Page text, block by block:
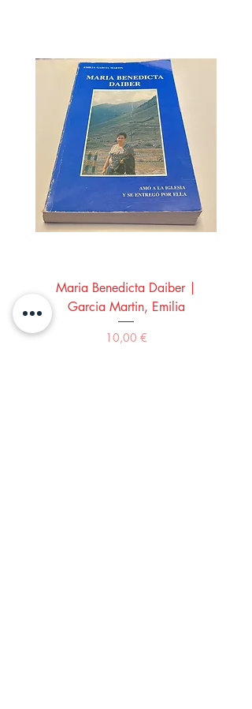
Maria Benedicta Daiber |
Garcia Martin, Emilia
Precio
10,00 €